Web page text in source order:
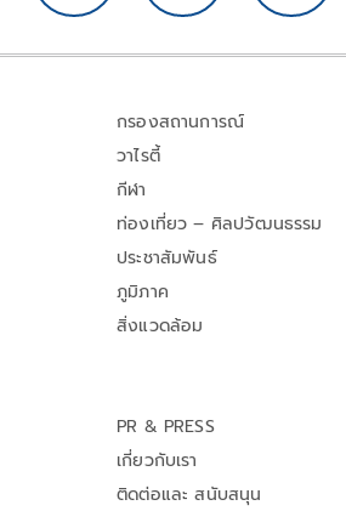
กรองสถานการณ์
วาไรตี้
กีฬา
ท่องเที่ยว – ศิลปวัฒนธรรม
ประชาสัมพันธ์
ภูมิภาค
สิ่งแวดล้อม
PR & PRESS
เกี่ยวกับเรา
ติดต่อและ สนับสนุน